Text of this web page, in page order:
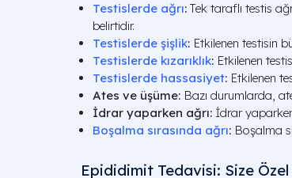
Testislerde ağrı: Tek taraflı testis
belirtidir.
Testislerde şişlik: Etkilenen testisin
Testislerde kızarıklık: Etkilenen
Testislerde hassasiyet: Etkilenen
Ates ve üşüme: Bazı durumlarda,
İdrar yaparken ağrı: İdrar
Boşalma sırasında ağrı: Boşalma
Epididimit Tedavisi: Size